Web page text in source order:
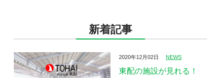
新着記事
2020年12月02日 NEWS
東配の施設が見れる！